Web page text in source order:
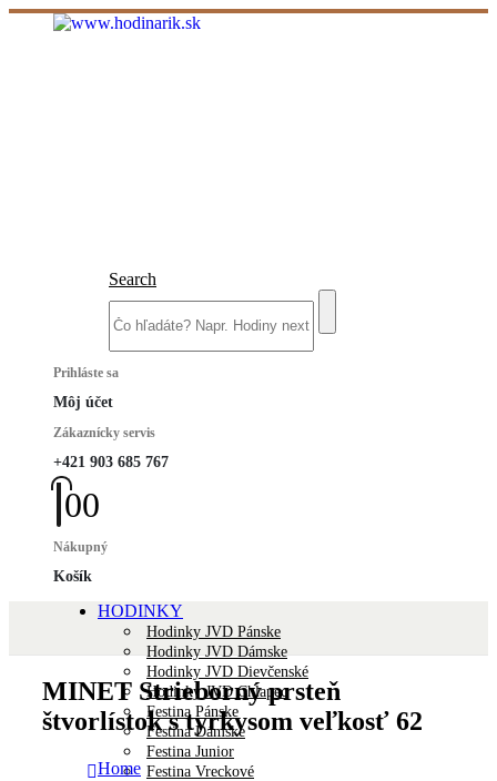
Search
Prihláste sa
Môj účet
Zákaznícky servis
+421 903 685 767
00
Nákupný
Košík
HODINKY
Hodinky JVD Pánske
Hodinky JVD Dámske
Hodinky JVD Dievčenské
Hodinky JVD Chlapec
Festina Pánske
Festina Dámske
Festina Junior
Festina Vreckové
MINET Strieborný prsteň
štvorlístok s tyrkysom veľkosť 62
Home